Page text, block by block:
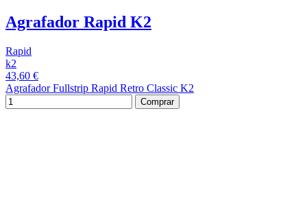
Agrafador Rapid K2
Rapid
k2
43,60 €
Agrafador Fullstrip Rapid Retro Classic K2
Comprar